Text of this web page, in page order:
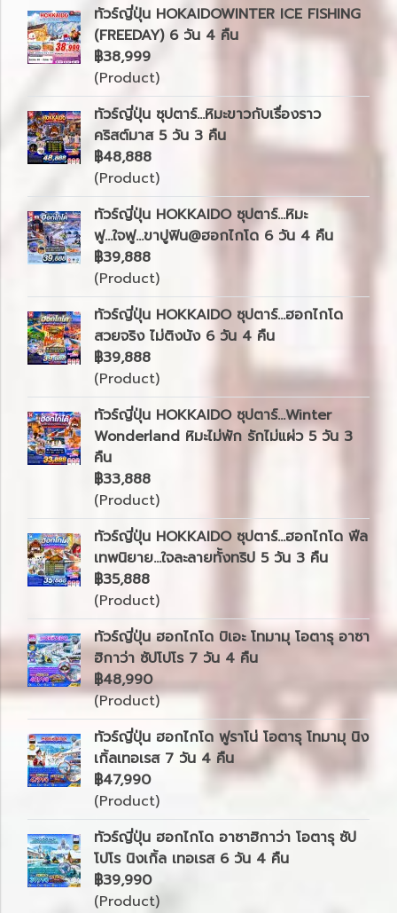
ทัวร์ญี่ปุ่น HOKAIDOWINTER ICE FISHING
(FREEDAY) 6 วัน 4 คืน
฿38,999
(Product)
ทัวร์ญี่ปุ่น ซุปตาร์...หิมะขาวกับเรื่องราว
คริสต์มาส 5 วัน 3 คืน
฿48,888
(Product)
ทัวร์ญี่ปุ่น HOKKAIDO ซุปตาร์...หิมะ
ฟู...ใจฟู...ขาปูฟิน@ฮอกไกโด 6 วัน 4 คืน
฿39,888
(Product)
ทัวร์ญี่ปุ่น HOKKAIDO ซุปตาร์...ฮอกไกโด
สวยจริง ไม่ติงนัง 6 วัน 4 คืน
฿39,888
(Product)
ทัวร์ญี่ปุ่น HOKKAIDO ซุปตาร์...Winter
Wonderland หิมะไม่พัก รักไม่แผ่ว 5 วัน 3
คืน
฿33,888
(Product)
ทัวร์ญี่ปุ่น HOKKAIDO ซุปตาร์...ฮอกไกโด ฟีล
เทพนิยาย...ใจละลายทั้งทริป 5 วัน 3 คืน
฿35,888
(Product)
ทัวร์ญี่ปุ่น ฮอกไกโด บิเอะ โทมามุ โอตารุ อาซา
ฮิกาว่า ซัปโปโร 7 วัน 4 คืน
฿48,990
(Product)
ทัวร์ญี่ปุ่น ฮอกไกโด ฟูราโน่ โอตารุ โทมามุ นิง
เกิ้ลเทอเรส 7 วัน 4 คืน
฿47,990
(Product)
ทัวร์ญี่ปุ่น ฮอกไกโด อาซาฮิกาว่า โอตารุ ซัป
โปโร นิงเกิ้ล เทอเรส 6 วัน 4 คืน
฿39,990
(Product)